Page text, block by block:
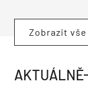
Zobrazit vše
AKTUÁLNĚ